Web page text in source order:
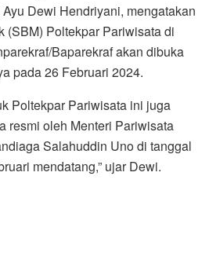
Dewi Hendriyani, mengatakan
(SBM) Poltekpar Pariwisata di
Baparekraf akan dibuka
pada 26 Februari 2024.
Poltekpar Pariwisata ini juga
resmi oleh Menteri Pariwisata
Salahuddin Uno di tanggal
mendatang,” ujar Dewi.